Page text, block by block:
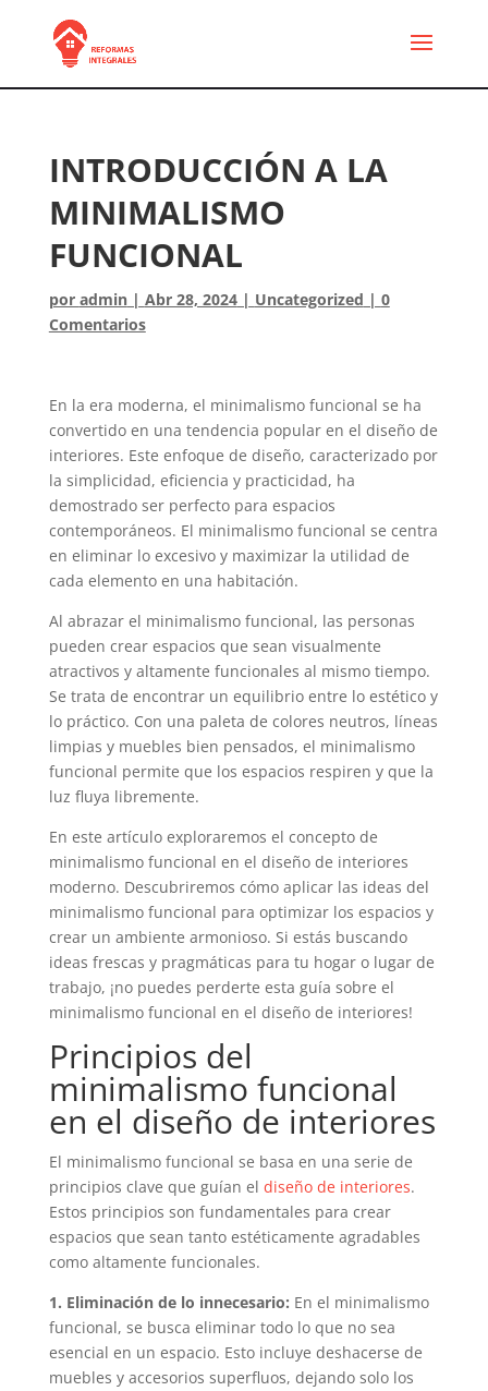
INTRODUCCIÓN A LA
MINIMALISMO
FUNCIONAL
por admin| Abr 28, 2024| Uncategorized | 0
Comentarios
En la era moderna, el minimalismo funcional se ha
convertido en una tendencia popular en el diseño de
interiores. Este enfoque de diseño, caracterizado por
la simplicidad, eficiencia y practicidad, ha
demostrado ser perfecto para espacios
contemporáneos. El minimalismo funcional se centra
en eliminar lo excesivo y maximizar la utilidad de
cada elemento en una habitación.
Al abrazar el minimalismo funcional, las personas
pueden crear espacios que sean visualmente
atractivos y altamente funcionales al mismo tiempo.
Se trata de encontrar un equilibrio entre lo estético y
lo práctico. Con una paleta de colores neutros, líneas
limpias y muebles bien pensados, el minimalismo
funcional permite que los espacios respiren y que la
luz fluya libremente.
En este artículo exploraremos el concepto de
minimalismo funcional en el diseño de interiores
moderno. Descubriremos cómo aplicar las ideas del
minimalismo funcional para optimizar los espacios y
crear un ambiente armonioso. Si estás buscando
ideas frescas y pragmáticas para tu hogar o lugar de
trabajo, ¡no puedes perderte esta guía sobre el
minimalismo funcional en el diseño de interiores!
Principios del
minimalismo funcional
en el diseño de interiores
El minimalismo funcional se basa en una serie de
principios clave que guían el diseño de interiores.
Estos principios son fundamentales para crear
espacios que sean tanto estéticamente agradables
como altamente funcionales.
1. Eliminación de lo innecesario: En el minimalismo
funcional, se busca eliminar todo lo que no sea
esencial en un espacio. Esto incluye deshacerse de
muebles y accesorios superfluos, dejando solo los